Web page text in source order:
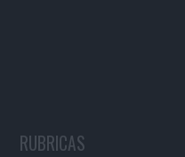
RUBRICAS